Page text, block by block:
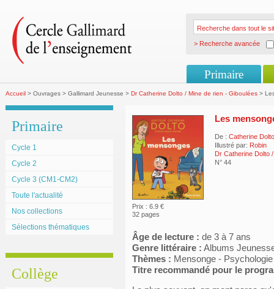
> Recherche avancée
Primaire
Accueil > Ouvrages > Gallimard Jeunesse > Dr Catherine Dolto / Mine de rien - Giboulées >
Primaire
Cycle 1
Cycle 2
Cycle 3 (CM1-CM2)
Toute l'actualité
Nos collections
Sélections thématiques
Collège
Prix : 6.9 €
32 pages
Les
De : Catherine
Illustré par: Robin
Dr Catherine Dolto
N° 44
Âge de lecture : de 3 à 7 ans
Genre littéraire : Albums
Thèmes : Mensonge - Psychologie
Titre recommandé pour le